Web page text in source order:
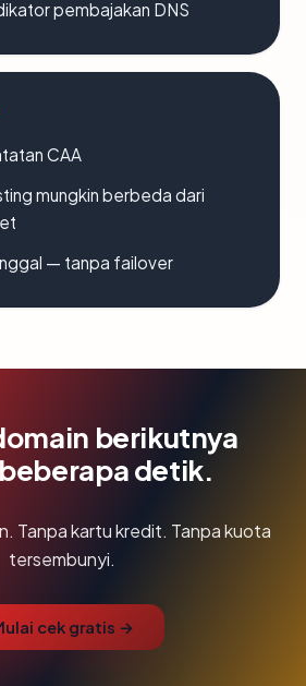
pembajakan DNS
CAA
mungkin berbeda dari
— tanpa failover
berikutnya
detik.
Tanpa kartu kredit. Tanpa kuota
tersembunyi.
cek gratis →